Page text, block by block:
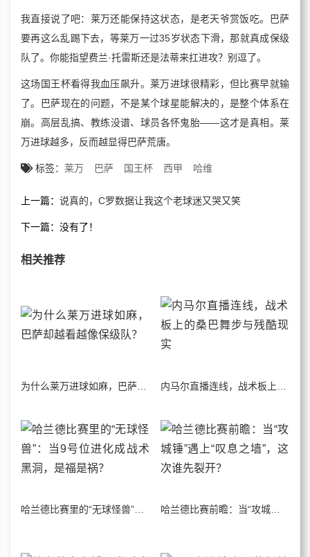
我直接说了吧：莱万还能保持这状态，是老天爷赏饭吃。巴萨
要再这么乱踢下去，等莱万一过35岁状态下滑，那就真成保级
队了。你能指望费兰·托雷斯还是法蒂来扛进攻？别逗了。
这场国王杯看得我血压飙升。莱万进球很精彩，但比赛早就输
了。巴萨现在的问题，不是某个球星能解决的，是整个体系在
崩。高层乱搞、教练没谱、球员各怀鬼胎——这才是真相。莱
万进球越多，反而越显得巴萨荒唐。
标签： 莱万 巴萨 国王杯 西甲 哈维
上一篇： 说真的，C罗数据让我这个老球迷又哭又笑
下一篇： 没有了！
相关推荐
哈兰德比赛里的“无球怪兽”：当9号位进化成战术黑洞，是福是祸？ 哈兰德比赛前瞻：当“攻城锤”遇上“叹息之墙”，这次谁先裂开？